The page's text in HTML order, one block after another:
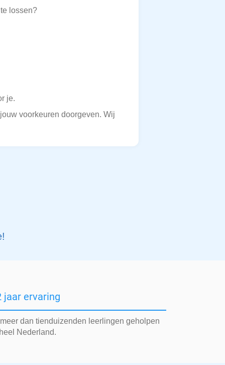
lossen?
je.
voorkeuren doorgeven. Wij
jaar ervaring
dan tienduizenden leerlingen geholpen
Nederland.